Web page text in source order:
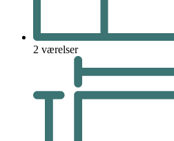
2 værelser